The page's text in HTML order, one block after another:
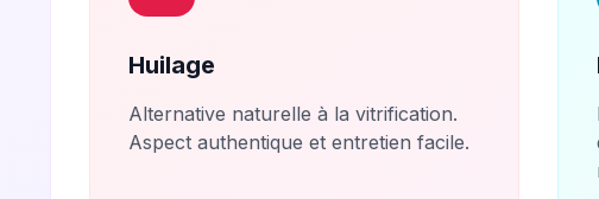
Huilage
Alternative naturelle à la vitrification.
Aspect authentique et entretien facile.